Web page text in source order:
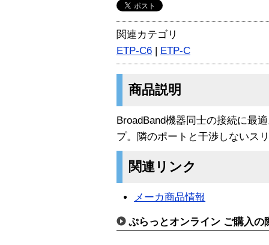
関連カテゴリ
ETP-C6 | ETP-C
商品説明
BroadBand機器同士の接続に最
プ。隣のポートと干渉しないス
関連リンク
メーカ商品情報
ぷらっとオンライン ご購入の